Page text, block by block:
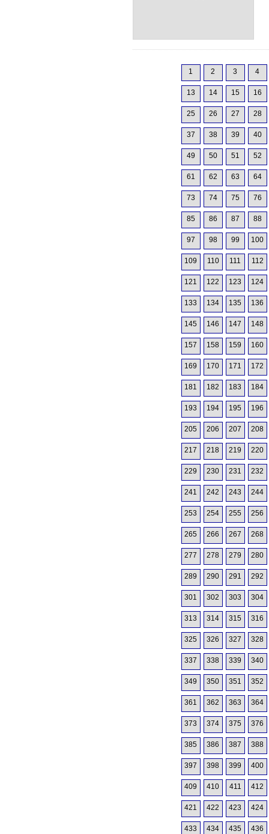
1 2 3 4
13 14 15 16
25 26 27 28
37 38 39 40
49 50 51 52
61 62 63 64
73 74 75 76
85 86 87 88
97 98 99 100
109 110 111 112
121 122 123 124
133 134 135 136
145 146 147 148
157 158 159 160
169 170 171 172
181 182 183 184
193 194 195 196
205 206 207 208
217 218 219 220
229 230 231 232
241 242 243 244
253 254 255 256
265 266 267 268
277 278 279 280
289 290 291 292
301 302 303 304
313 314 315 316
325 326 327 328
337 338 339 340
349 350 351 352
361 362 363 364
373 374 375 376
385 386 387 388
397 398 399 400
409 410 411 412
421 422 423 424
433 434 435 436